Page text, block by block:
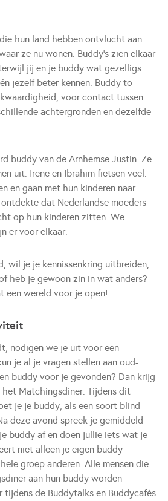
hun land hebben ontvlucht aan
ze nu wonen. Buddy’s zien elkaar
jij en je buddy wat gezelligs
jezelf beter kennen. Buddy to
voor contact tussen
achtergronden en dezelfde
buddy van de Arnhemse Justin. Ze
uit. Irene en Ibrahim fietsen veel.
en gaan met hun kinderen naar
dat Nederlandse moeders
op hun kinderen zitten. We
er voor elkaar.
wil je je kennissenkring uitbreiden,
heb je gewoon zin in wat anders?
een wereld voor je open!
nodigen we je uit voor een
je al je vragen stellen aan oud-
buddy voor je gevonden? Dan krijg
Matchingsdiner. Tijdens dit
je je buddy, als een soort blind
deze avond spreek je gemiddeld
buddy af en doen jullie iets wat je
niet alleen je eigen buddy
groep anderen. Alle mensen die
aan hun buddy worden
tijdens de Buddytalks en Buddycafés